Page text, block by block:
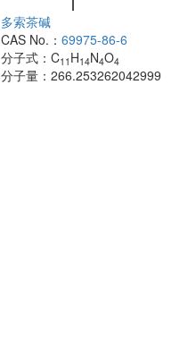
多索茶碱
CAS No.： 69975-86-6
分子式： C11 H14N4O4
分子量： 266.253262042999